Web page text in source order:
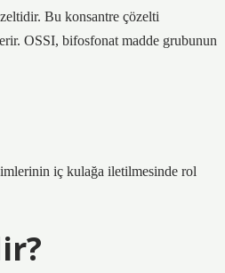
Bu konsantre çözelti
OSSI, bifosfonat madde grubunun
iç kulağa iletilmesinde rol